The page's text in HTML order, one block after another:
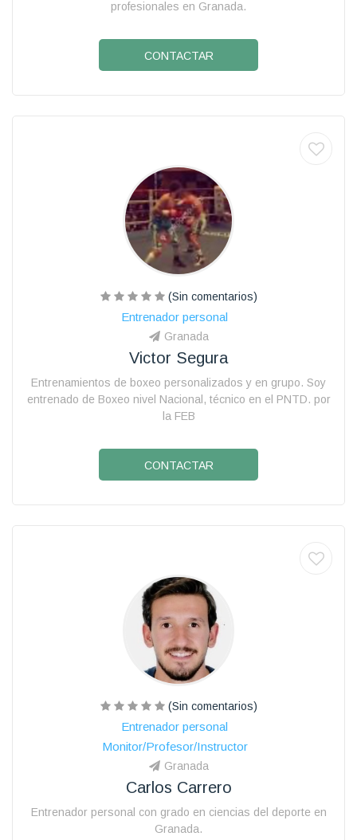
profesionales en Granada.
CONTACTAR
(Sin comentarios)
Entrenador personal
Granada
Victor Segura
Entrenamientos de boxeo personalizados y en grupo. Soy
entrenado de Boxeo nivel Nacional, técnico en el PNTD. por
la FEB
CONTACTAR
(Sin comentarios)
Entrenador personal
Monitor/Profesor/Instructor
Granada
Carlos Carrero
Entrenador personal con grado en ciencias del deporte en
Granada.